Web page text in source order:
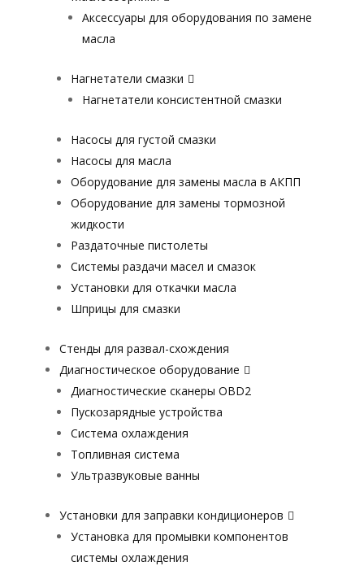
Аксессуары для оборудования по замене
масла
Нагнетатели смазки
Нагнетатели консистентной смазки
Насосы для густой смазки
Насосы для масла
Оборудование для замены масла в АКПП
Оборудование для замены тормозной
жидкости
Раздаточные пистолеты
Системы раздачи масел и смазок
Установки для откачки масла
Шприцы для смазки
Стенды для развал-схождения
Диагностическое оборудование
Диагностические сканеры OBD2
Пускозарядные устройства
Система охлаждения
Топливная система
Ультразвуковые ванны
Установки для заправки кондиционеров
Установка для промывки компонентов
системы охлаждения